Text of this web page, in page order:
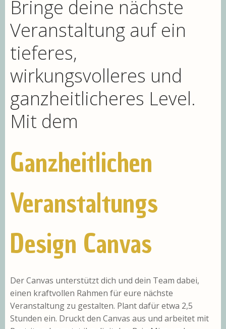
Bringe deine nächste
Veranstaltung auf ein
tieferes,
wirkungsvolleres und
ganzheitlicheres Level.
Mit dem
Ganzheitlichen
Veranstaltungs
Design Canvas
Der Canvas unterstützt dich und dein Team dabei,
einen kraftvollen Rahmen für eure nächste
Veranstaltung zu gestalten. Plant dafür etwa 2,5
Stunden ein. Druckt den Canvas aus und arbeitet mit